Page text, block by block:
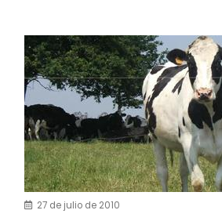
27 de julio de 2010